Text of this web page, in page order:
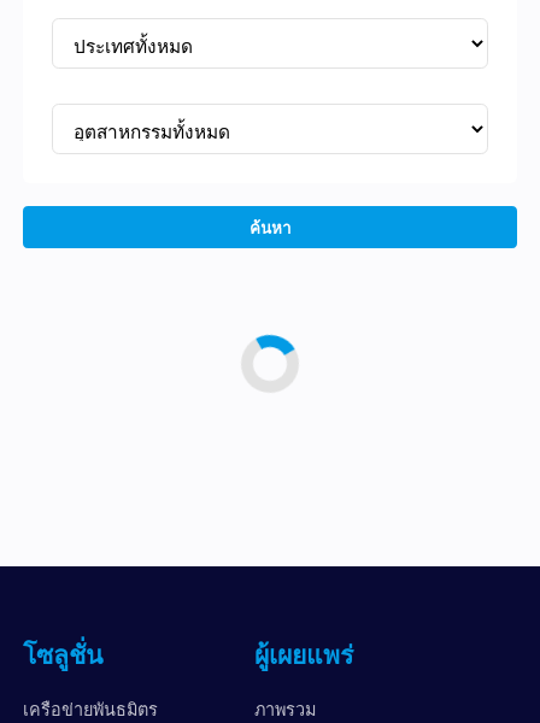
ค้นหา
โซลูชั่น
เครือข่ายพันธมิตร
ผู้เผยแพร่
ภาพรวม